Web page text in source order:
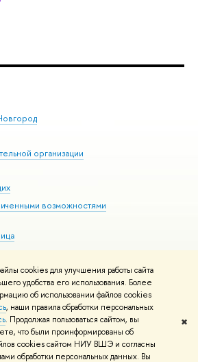
cookies для улучшения работы сайта
удобства его использования. Более
об использовании файлов cookies
, наши правила обработки персональных
. Продолжая пользоваться сайтом, вы
что были проинформированы об
cookies сайтом НИУ ВШЭ и согласны
обработки персональных данных. Вы
✖
организации
возможностями
Адреса и контакты Условия использования
Карта сайта